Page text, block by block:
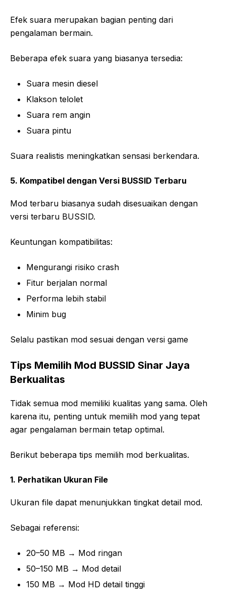
Efek suara merupakan bagian penting dari
pengalaman bermain.
Beberapa efek suara yang biasanya tersedia:
Suara mesin diesel
Klakson telolet
Suara rem angin
Suara pintu
Suara realistis meningkatkan sensasi berkendara.
5. Kompatibel dengan Versi BUSSID Terbaru
Mod terbaru biasanya sudah disesuaikan dengan
versi terbaru BUSSID.
Keuntungan kompatibilitas:
Mengurangi risiko crash
Fitur berjalan normal
Performa lebih stabil
Minim bug
Selalu pastikan mod sesuai dengan versi game
Tips Memilih Mod BUSSID Sinar Jaya
Berkualitas
Tidak semua mod memiliki kualitas yang sama. Oleh
karena itu, penting untuk memilih mod yang tepat
agar pengalaman bermain tetap optimal.
Berikut beberapa tips memilih mod berkualitas.
1. Perhatikan Ukuran File
Ukuran file dapat menunjukkan tingkat detail mod.
Sebagai referensi:
20–50 MB → Mod ringan
50–150 MB → Mod detail
150 MB → Mod HD detail tinggi